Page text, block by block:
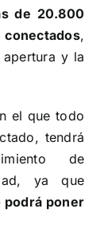
de 20.800
,
y la
el que todo
tendrá
de
ya que
podrá poner